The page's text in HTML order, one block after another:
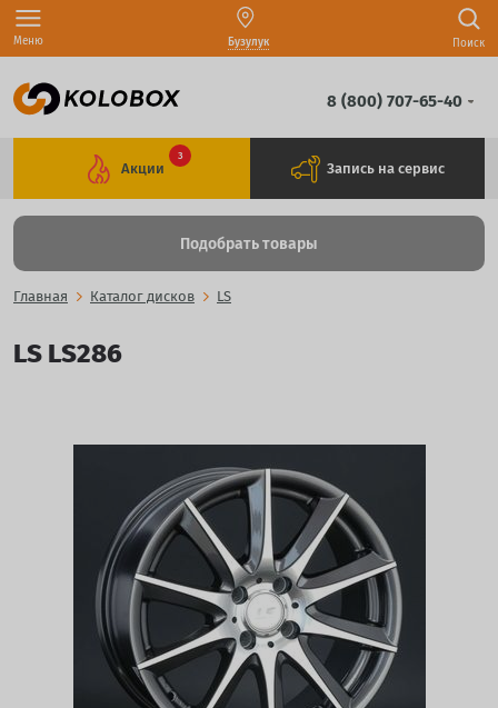
Меню Бузулук Поиск
8 (800) 707-65-40
Акции
3
Запись на сервис
Подобрать товары
Главная Каталог дисков LS
LS LS286